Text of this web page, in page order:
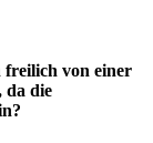
von einer
da die